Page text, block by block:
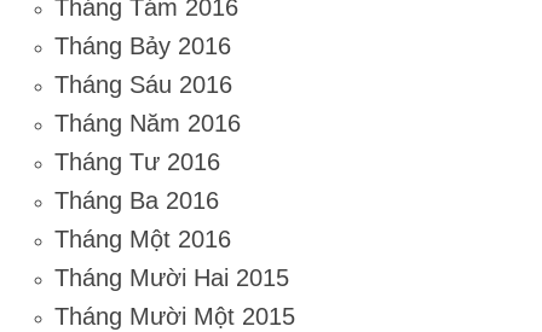
Tháng Tám 2016
Tháng Bảy 2016
Tháng Sáu 2016
Tháng Năm 2016
Tháng Tư 2016
Tháng Ba 2016
Tháng Một 2016
Tháng Mười Hai 2015
Tháng Mười Một 2015